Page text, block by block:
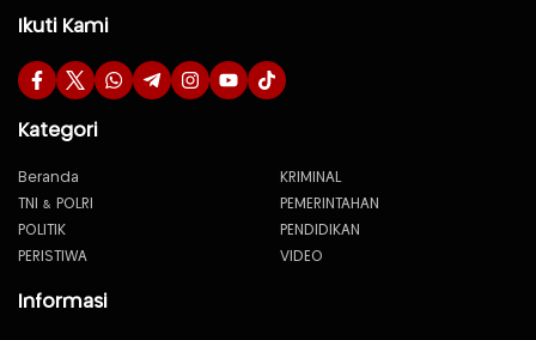
Ikuti Kami
Kategori
Beranda
KRIMINAL
TNI & POLRI
PEMERINTAHAN
POLITIK
PENDIDIKAN
PERISTIWA
VIDEO
Informasi